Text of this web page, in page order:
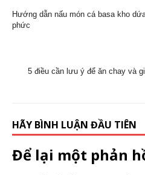
Hướng dẫn nấu món cá basa kho
phức
5 điều cần lưu ý để ăn chay và
HÃY BÌNH LUẬN ĐẦU TIÊN
Để lại một phản